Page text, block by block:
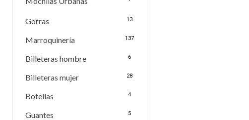
Gorras 13
Marroquinería 137
Billeteras hombre 6
Billeteras mujer 28
Botellas 4
Guantes 5